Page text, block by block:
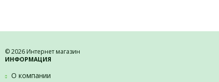
© 2026 Интернет магазин
ИНФОРМАЦИЯ
О компании